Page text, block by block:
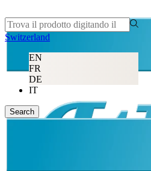
Switzerland
EN
FR
DE
IT
Search